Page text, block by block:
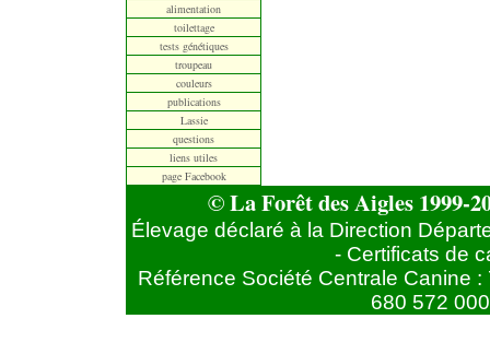
alimentation
toilettage
tests génétiques
troupeau
couleurs
publications
Lassie
questions
liens utiles
page Facebook
© La Forêt des Aigles 1999-
Élevage déclaré à la Direction
- Certificats de
Référence Société Centrale Canine
680 572